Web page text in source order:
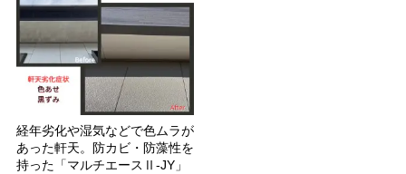
経年劣化や湿気などで色ムラが
あった軒天。防カビ・防藻性を
持った「マルチエースⅡ-JY」